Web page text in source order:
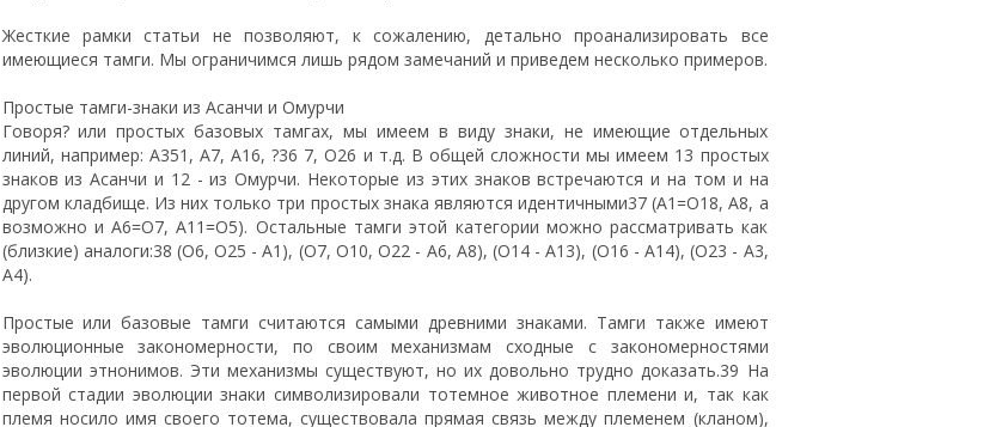
Жесткие рамки статьи не позволяют, к сожалению, детально проанализировать все
имеющиеся тамги. Мы ограничимся лишь рядом замечаний и приведем несколько примеров.
Простые тамги-знаки из Асанчи и Омурчи
Говоря? или простых базовых тамгах, мы имеем в виду знаки, не имеющие отдельных
линий, например: А351, А7, А16, ?36 7, O26 и т.д. В общей сложности мы имеем 13 простых
знаков из Асанчи и 12 - из Омурчи. Некоторые из этих знаков встречаются и на том и на
другом кладбище. Из них только три простых знака являются идентичными37 (А1=О18, А8, а
возможно и А6=О7, А11=О5). Остальные тамги этой категории можно рассматривать как
(близкие) аналоги:38 (О6, O25 - А1), (О7, О10, O22 - А6, А8), (O14 - А13), (O16 - А14), (O23 - A3,
А4).
Простые или базовые тамги считаются самыми древними знаками. Тамги также имеют
эволюционные закономерности, по своим механизмам сходные с закономерностями
эволюции этнонимов. Эти механизмы существуют, но их довольно трудно доказать.39 На
первой стадии эволюции знаки символизировали тотемное животное племени и, так как
племя носило имя своего тотема, существовала прямая связь между племенем (кланом),